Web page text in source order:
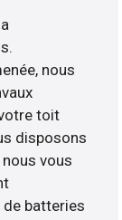
nous
toit
disposons
vous
de batteries